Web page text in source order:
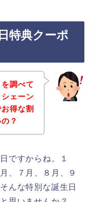
特典クーポ
調べて
ェーン
得な割
？
ですからね。１
、７月、８月、９
んな特別な誕生日